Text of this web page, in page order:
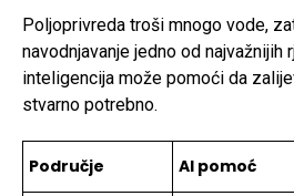
Poljoprivreda troši mnogo vode,
navodnjavanje jedno od najvažnijih
inteligencija može pomoći da
stvarno potrebno.
Područje AI pomoć